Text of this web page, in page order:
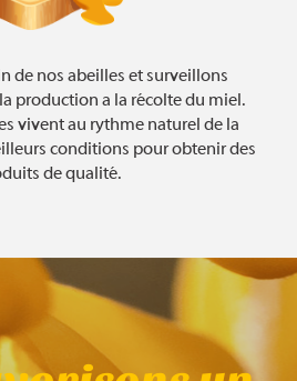
de nos abeilles et surveillons
production a la récolte du miel.
vivent au rythme naturel de la
conditions pour obtenir des
de qualité.